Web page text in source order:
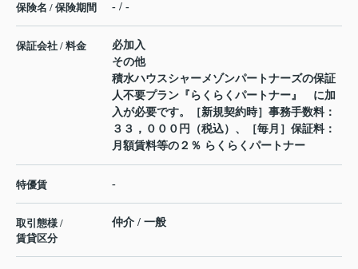
保険名 / 保険期間 - / -
保証会社 / 料金
必加入
その他
積水ハウスシャーメゾンパートナーズの保証
人不要プラン『らくらくパートナー』 に加
入が必要です。［新規契約時］事務手数料：
３３，０００円（税込）、［毎月］保証料：
月額賃料等の２％ らくらくパートナー
特優賃 -
取引態様 /
賃貸区分
仲介 / 一般